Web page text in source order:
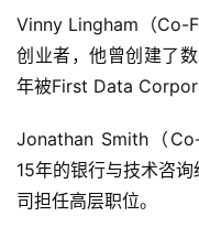
Vinny Lingham（Co-
创业者，他曾创建了
年被First Data
Jonathan Smith（
15年的银行与技术咨
司担任高层职位。